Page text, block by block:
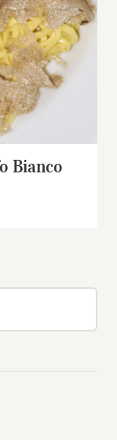
Bianco